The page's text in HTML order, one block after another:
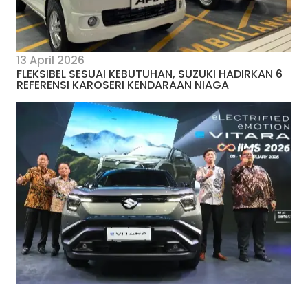
13 April 2026
FLEKSIBEL SESUAI KEBUTUHAN, SUZUKI HADIRKAN 6
REFERENSI KAROSERI KENDARAAN NIAGA